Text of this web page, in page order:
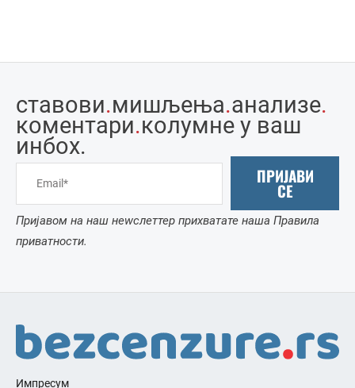
ставови.мишљења.анализе.
коментари.колумне у ваш
инбоx.
ПРИЈАВИ
СЕ
Пријавом на наш неwслеттер прихватате наша Правила
приватности.
Импресум